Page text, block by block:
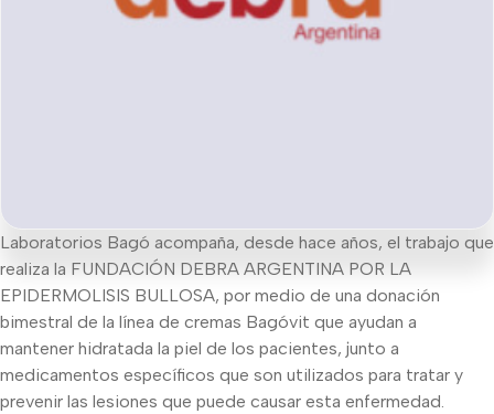
Laboratorios Bagó acompaña, desde hace años, el trabajo que
realiza la FUNDACIÓN DEBRA ARGENTINA POR LA
EPIDERMOLISIS BULLOSA, por medio de una donación
bimestral de la línea de cremas Bagóvit que ayudan a
mantener hidratada la piel de los pacientes, junto a
medicamentos específicos que son utilizados para tratar y
prevenir las lesiones que puede causar esta enfermedad.